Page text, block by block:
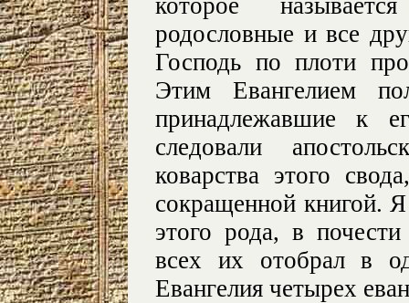
родословные и все
Господь по плоти
Этим Евангелием
принадлежавшие к
следовали
коварства этого
сокращенной книгой.
этого рода, в
всех их отобрал в
Евангелия четырех